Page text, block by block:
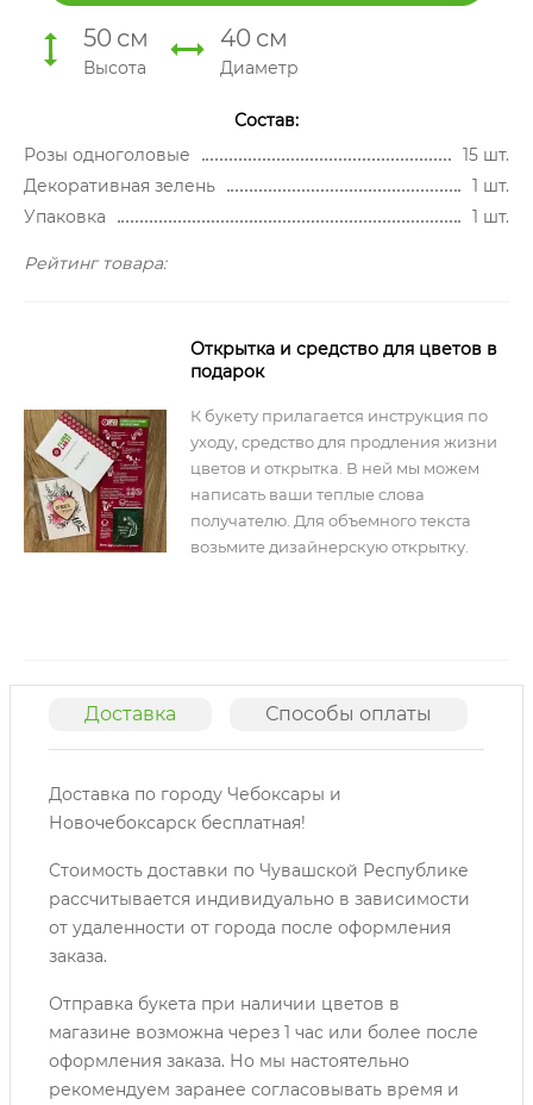
50 см
Высота
40 см
Диаметр
Состав:
Розы одноголовые
15 шт.
Декоративная зелень
1 шт.
Упаковка
1 шт.
Рейтинг товара:
Открытка и средство для цветов в
подарок
К букету прилагается инструкция по
уходу, средство для продления жизни
цветов и открытка. В ней мы можем
написать ваши теплые слова
получателю. Для объемного текста
возьмите дизайнерскую открытку.
Доставка Способы оплаты
Доставка по городу Чебоксары и
Новочебоксарск бесплатная!
Стоимость доставки по Чувашской Республике
рассчитывается индивидуально в зависимости
от удаленности от города после оформления
заказа.
Отправка букета при наличии цветов в
магазине возможна через 1 час или более после
оформления заказа. Но мы настоятельно
рекомендуем заранее согласовывать время и